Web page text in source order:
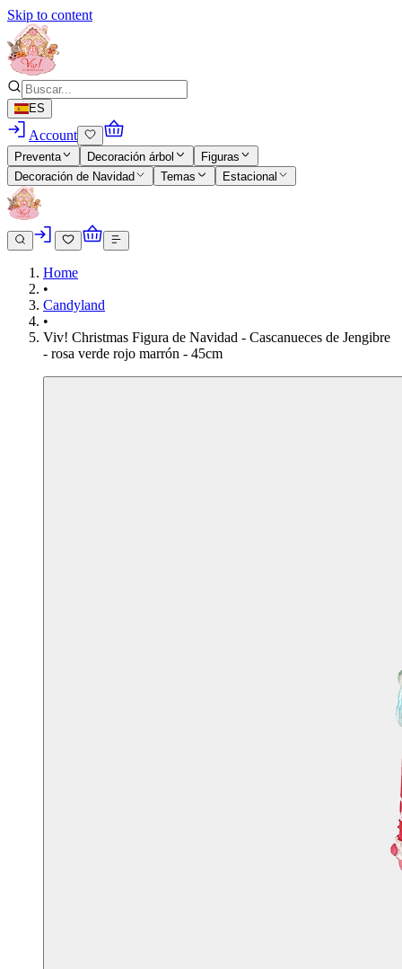
Skip to content
ES
Account
Preventa Decoración árbol
Figuras
Decoración de Navidad
Temas Estacional
Home
•
Candyland
•
Viv! Christmas Figura de Navidad - Cascanueces de Jengibre
- rosa verde rojo marrón - 45cm